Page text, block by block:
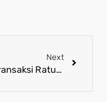
Next
Transaksi Ratusan Triliun Judi Online Rugikan Masyarakat dan Ekonomi Nasional